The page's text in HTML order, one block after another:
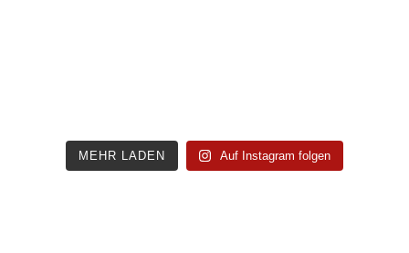
MEHR LADEN Auf Instagram folgen